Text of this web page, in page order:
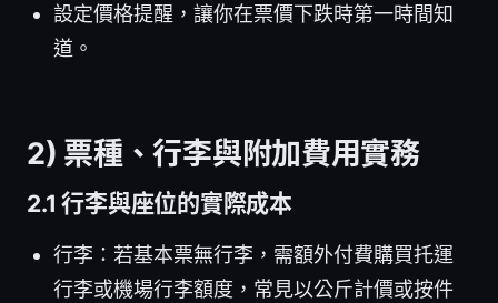
設定價格提醒，讓你在票價下跌時第一時間知
道。
2) 票種、行李與附加費用實務
2.1 行李與座位的實際成本
行李：若基本票無行李，需額外付費購買托運
行李或機場行李額度，常見以公斤計價或按件